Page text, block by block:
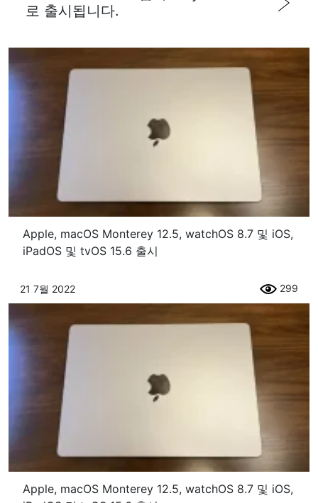
다음 번 댓글 작성을 위해 이 브라우저에 이름, 이메일, 그리
고 웹사이트를 저장합니다.